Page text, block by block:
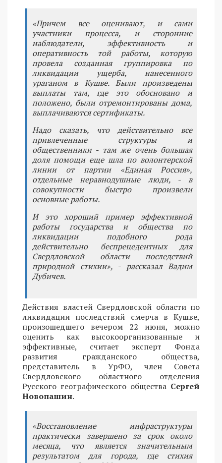
«Причем все оценивают, и сами
участники процесса, и сторонние
наблюдатели, эффективность и
оперативность той работы, которую
провела созданная группировка по
ликвидации ущерба, нанесенного
ураганом в Кушве. Были произведены
выплаты там, где это обосновано и
положено, были отремонтированы дома,
выплачиваются сертификаты.
Надо сказать, что действительно все
привлеченные структуры и
общественники - там же очень большая
доля помощи еще шла по волонтерской
линии от партии «Единая Россия»,
отдельные неравнодушные люди, - в
совокупности быстро произвели
основные работы.
И это хороший пример эффективной
работы государства и общества по
ликвидации подобного рода
действительно беспрецедентных для
Свердловской области последствий
природной стихии», - рассказал Вадим
Дубичев.
Действия властей Свердловской области по
ликвидации последствий смерча в Кушве,
произошедшего вечером 22 июня, можно
оценить как высокоорганизованные и
эффективные, считает эксперт Фонда
развития гражданского общества,
представитель в УрФО, член Совета
Свердловского областного отделения
Русского географического общества Сергей
Новопашин.
«Восстановление инфраструктуры
практически завершено за срок около
месяца, что является значительным
результатом для города, где стихия